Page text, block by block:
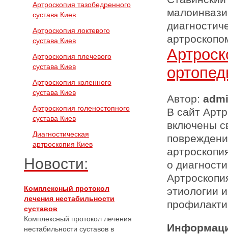
Артроскопия тазобедренного
сустава Киев
Артроскопия локтевого
сустава Киев
Артроскопия плечевого
сустава Киев
Артроскопия коленного
сустава Киев
Артроскопия голеностопного
сустава Киев
Диагностическая
артроскопия Киев
Новости:
Комплексный протокол
лечения нестабильности
суставов
Комплексный протокол лечения
нестабильности суставов в
Автор:
В сайт
включены
о
этиологии